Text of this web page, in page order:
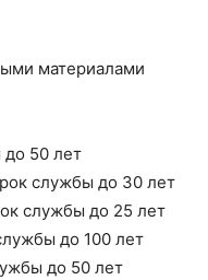
материалами
50 лет
службы до 30 лет
службы до 25 лет
до 100 лет
до 50 лет